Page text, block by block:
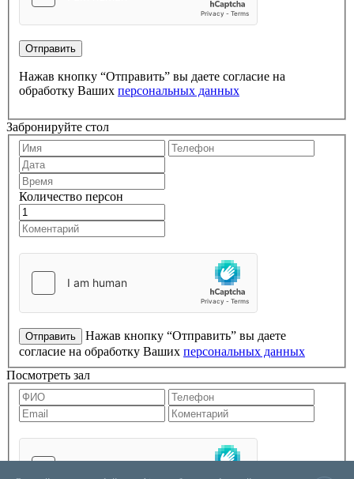
Нажав кнопку “Отправить” вы даете согласие на
обработку Ваших персональных данных
Забронируйте стол
Количество персон
Нажав кнопку “Отправить” вы даете
согласие на обработку Ваших персональных данных
Посмотреть зал